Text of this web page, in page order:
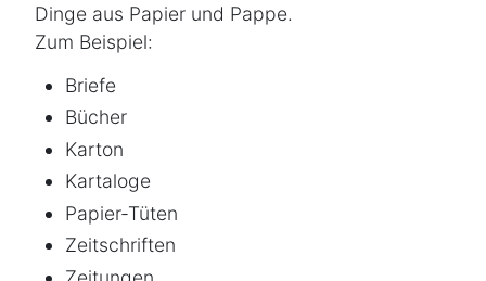
Dinge aus Papier und Pappe.
Zum Beispiel:
Briefe
Bücher
Karton
Kartaloge
Papier-Tüten
Zeitschriften